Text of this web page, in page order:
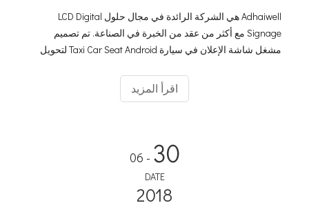
Adhaiwell هي الشركة الرائدة في مجال حلول LCD Digital
Signage مع أكثر من عقد من الخبرة في الصناعة. تم تصميم
مشغل شاشة الإعلان في سيارة Taxi Car Seat Android لتحويل
باهتمام الركاب وزيادة وصولك الإعلاني إلى الحد الأقصى.
اقرأ المزيد
30
- 06
DATE
2018